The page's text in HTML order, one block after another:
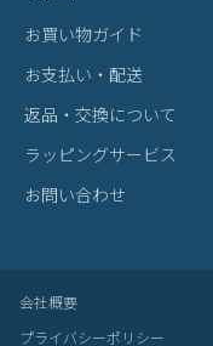
お買い物ガイド
お支払い・配送
返品・交換について
ラッピングサービス
お問い合わせ
会社概要
プライバシーポリシー